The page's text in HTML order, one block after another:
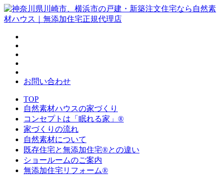
お問い合わせ
TOP
自然素材ハウスの家づくり
コンセプトは「眠れる家」®
家づくりの流れ
自然素材について
既存住宅と無添加住宅®との違い
ショールームのご案内
無添加住宅リフォーム®